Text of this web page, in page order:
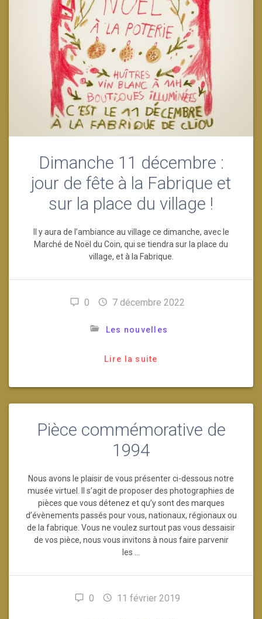
Dimanche 11 décembre :
jour de fête à la Fabrique et
sur la place du village !
Il y aura de l’ambiance au village ce dimanche, avec le
Marché de Noël du Coin, qui se tiendra sur la place du
village, et à la Fabrique.
0 7 décembre 2022
Les nouvelles
Lire la suite
Pièce commémorative de
1994
Nous avons le plaisir de vous présenter ci-dessous notre
musée virtuel. Il s’agit de proposer des photographies de
pièces que vous détenez et qu’y sont des marques
d’évènements passés pour vous, nationaux, régionaux ou
de la fabrique. Vous ne voulez surtout pas vous dessaisir
de vos pièce, nous vous invitons à nous faire parvenir
les …
0 11 février 2019